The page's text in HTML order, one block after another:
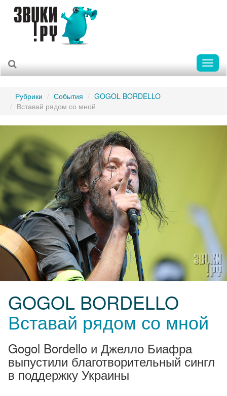
Рубрики События
GOGOL BORDELLO
Вставай рядом со мной
GOGOL BORDELLO
Вставай рядом со мной
Gogol Bordello и Джелло Биафра
выпустили благотворительный сингл
в поддержку Украины